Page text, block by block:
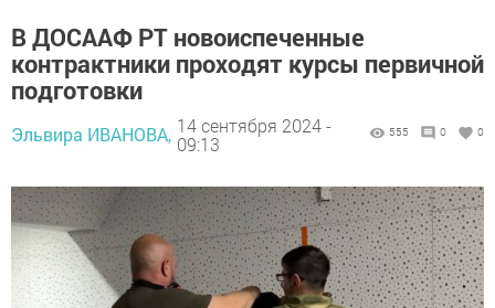
В ДОСААФ РТ новоиспеченные
контрактники проходят курсы первичной
подготовки
Эльвира ИВАНОВА, 14 сентября 2024 -
09:13
555 0 0